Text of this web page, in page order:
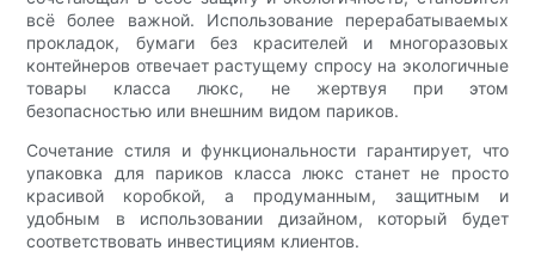
всё более важной. Использование перерабатываемых
прокладок, бумаги без красителей и многоразовых
контейнеров отвечает растущему спросу на экологичные
товары класса люкс, не жертвуя при этом
безопасностью или внешним видом париков.
Сочетание стиля и функциональности гарантирует, что
упаковка для париков класса люкс станет не просто
красивой коробкой, а продуманным, защитным и
удобным в использовании дизайном, который будет
соответствовать инвестициям клиентов.